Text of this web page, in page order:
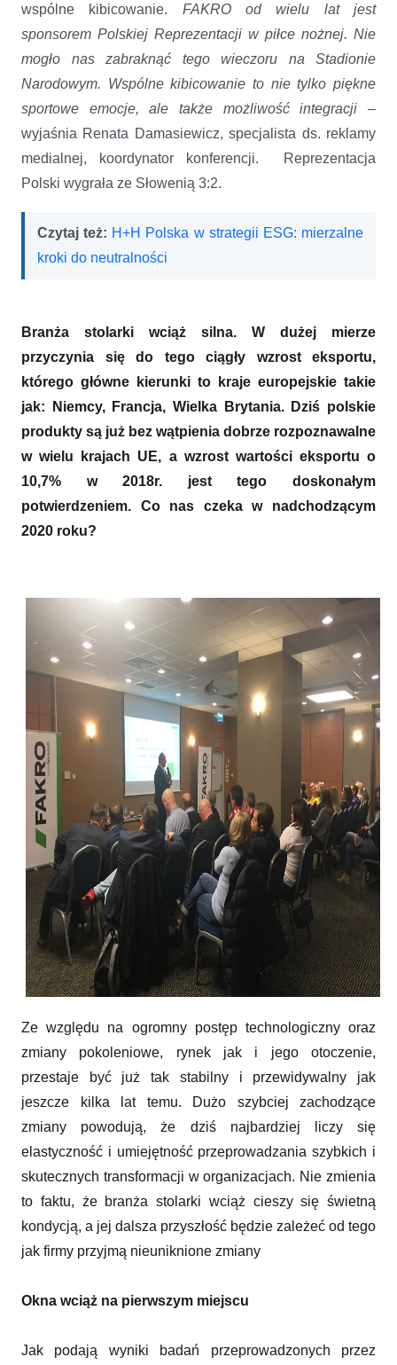
wspólne kibicowanie. FAKRO od wielu lat jest
sponsorem Polskiej Reprezentacji w piłce nożnej. Nie
mogło nas zabraknąć tego wieczoru na Stadionie
Narodowym. Wspólne kibicowanie to nie tylko piękne
sportowe emocje, ale także możliwość integracji –
wyjaśnia Renata Damasiewicz, specjalista ds. reklamy
medialnej, koordynator konferencji. Reprezentacja
Polski wygrała ze Słowenią 3:2.
Czytaj też: H+H Polska w strategii ESG: mierzalne
kroki do neutralności
Branża stolarki wciąż silna. W dużej mierze
przyczynia się do tego ciągły wzrost eksportu,
którego główne kierunki to kraje europejskie takie
jak: Niemcy, Francja, Wielka Brytania. Dziś polskie
produkty są już bez wątpienia dobrze rozpoznawalne
w wielu krajach UE, a wzrost wartości eksportu o
10,7% w 2018r. jest tego doskonałym
potwierdzeniem. Co nas czeka w nadchodzącym
2020 roku?
Ze względu na ogromny postęp technologiczny oraz
zmiany pokoleniowe, rynek jak i jego otoczenie,
przestaje być już tak stabilny i przewidywalny jak
jeszcze kilka lat temu. Dużo szybciej zachodzące
zmiany powodują, że dziś najbardziej liczy się
elastyczność i umiejętność przeprowadzania szybkich i
skutecznych transformacji w organizacjach. Nie zmienia
to faktu, że branża stolarki wciąż cieszy się świetną
kondycją, a jej dalsza przyszłość będzie zależeć od tego
jak firmy przyjmą nieuniknione zmiany
Okna wciąż na pierwszym miejscu
Jak podają wyniki badań przeprowadzonych przez